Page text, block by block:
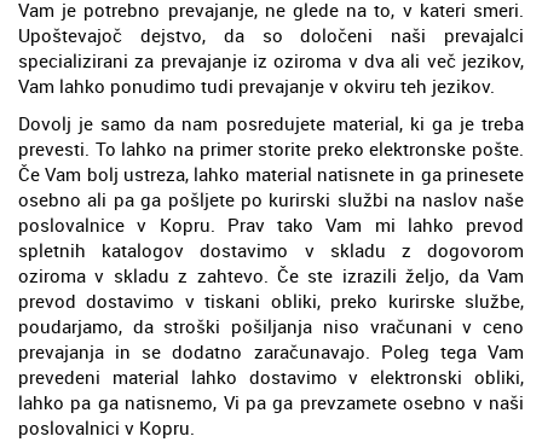
Vam je potrebno prevajanje, ne glede na to, v kateri smeri.
Upoštevajoč dejstvo, da so določeni naši prevajalci
specializirani za prevajanje iz oziroma v dva ali več jezikov,
Vam lahko ponudimo tudi prevajanje v okviru teh jezikov.
Dovolj je samo da nam posredujete material, ki ga je treba
prevesti. To lahko na primer storite preko elektronske pošte.
Če Vam bolj ustreza, lahko material natisnete in ga prinesete
osebno ali pa ga pošljete po kurirski službi na naslov naše
poslovalnice v Kopru. Prav tako Vam mi lahko prevod
spletnih katalogov dostavimo v skladu z dogovorom
oziroma v skladu z zahtevo. Če ste izrazili željo, da Vam
prevod dostavimo v tiskani obliki, preko kurirske službe,
poudarjamo, da stroški pošiljanja niso vračunani v ceno
prevajanja in se dodatno zaračunavajo. Poleg tega Vam
prevedeni material lahko dostavimo v elektronski obliki,
lahko pa ga natisnemo, Vi pa ga prevzamete osebno v naši
poslovalnici v Kopru.